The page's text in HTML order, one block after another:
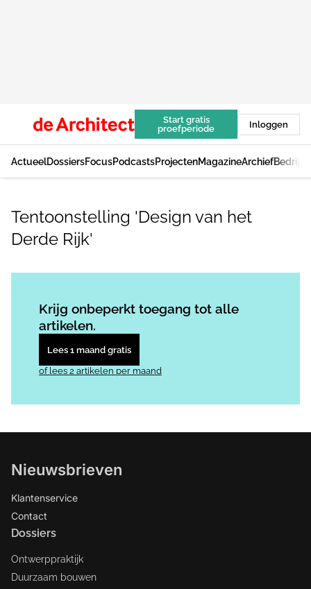
Start gratis
proefperiode
Inloggen
ActueelDossiersFocusPodcastsProjectenMagazineArchief
Tentoonstelling 'Design van het
Derde Rijk'
Krijg onbeperkt toegang tot alle
artikelen.
Lees 1 maand gratis
of lees 2 artikelen per maand
Nieuwsbrieven
Klantenservice
Contact
Dossiers
Ontwerppraktijk
Duurzaam bouwen